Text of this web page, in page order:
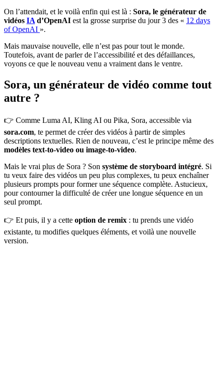
On l’attendait, et le voilà enfin qui est là : Sora, le générateur de
vidéos IA d’OpenAI est la grosse surprise du jour 3 des « 12 days
of OpenAI ».
Mais mauvaise nouvelle, elle n’est pas pour tout le monde.
Toutefois, avant de parler de l’accessibilité et des défaillances,
voyons ce que le nouveau venu a vraiment dans le ventre.
Sora, un générateur de vidéo comme tout
autre ?
👉 Comme Luma AI, Kling AI ou Pika, Sora, accessible via
sora.com, te permet de créer des vidéos à partir de simples
descriptions textuelles. Rien de nouveau, c’est le principe même des
modèles text-to-video ou image-to-video.
Mais le vrai plus de Sora ? Son système de storyboard intégré. Si
tu veux faire des vidéos un peu plus complexes, tu peux enchaîner
plusieurs prompts pour former une séquence complète. Astucieux,
pour contourner la difficulté de créer une longue séquence en un
seul prompt.
👉 Et puis, il y a cette option de remix : tu prends une vidéo
existante, tu modifies quelques éléments, et voilà une nouvelle
version.